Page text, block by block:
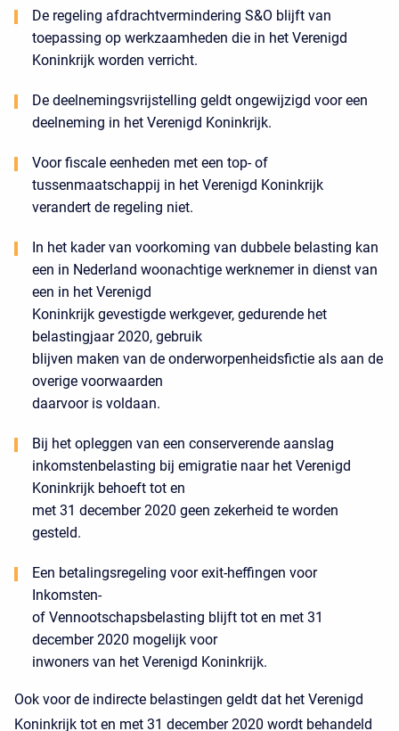
De regeling afdrachtvermindering S&O blijft van
toepassing op werkzaamheden die in het Verenigd
Koninkrijk worden verricht.
De deelnemingsvrijstelling geldt ongewijzigd voor een
deelneming in het Verenigd Koninkrijk.
Voor fiscale eenheden met een top- of
tussenmaatschappij in het Verenigd Koninkrijk
verandert de regeling niet.
In het kader van voorkoming van dubbele belasting kan
een in Nederland woonachtige werknemer in dienst van
een in het Verenigd
Koninkrijk gevestigde werkgever, gedurende het
belastingjaar 2020, gebruik
blijven maken van de onderworpenheidsfictie als aan de
overige voorwaarden
daarvoor is voldaan.
Bij het opleggen van een conserverende aanslag
inkomstenbelasting bij emigratie naar het Verenigd
Koninkrijk behoeft tot en
met 31 december 2020 geen zekerheid te worden
gesteld.
Een betalingsregeling voor exit-heffingen voor
Inkomsten-
of Vennootschapsbelasting blijft tot en met 31
december 2020 mogelijk voor
inwoners van het Verenigd Koninkrijk.
Ook voor de indirecte belastingen geldt dat het Verenigd
Koninkrijk tot en met 31 december 2020 wordt behandeld